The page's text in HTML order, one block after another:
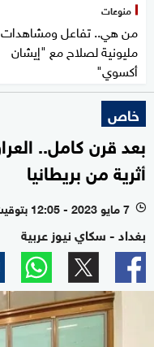
منوعات
من هي.. تفاعل ومشاهدات
مليونية لصلاح مع "إيشان
أكسوي"
خاص
أثرية من بريطانيا
l 7 مايو 2023 - 12:05 بتوقيت أبوظبي
بغداد - سكاي نيوز عربية